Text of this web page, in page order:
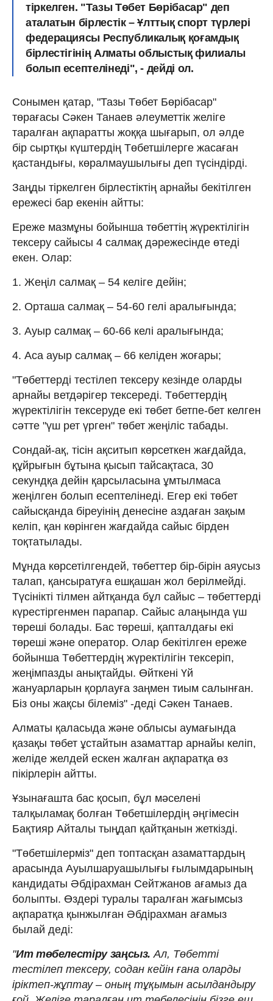
тіркелген. "Тазы Төбет Бөрібасар" деп
аталатын бірлестік – Ұлттық спорт түрлері
федерациясы Республикалық қоғамдық
бірлестігінің Алматы облыстық филиалы
болып есептелінеді", - дейді ол.
Сонымен қатар, "Тазы Төбет Бөрібасар"
төрағасы Сәкен Танаев әлеуметтік желіге
таралған ақпаратты жоққа шығарып, ол әлде
бір сыртқы күштердің Төбетшілерге жасаған
қастандығы, көралмаушылығы деп түсіндірді.
Заңды тіркелген бірлестіктің арнайы бекітілген
ережесі бар екенін айтты:
Ереже мазмұны бойынша төбеттің жүректілігін
тексеру сайысы 4 салмақ дәрежесінде өтеді
екен. Олар:
1. Жеңіл салмақ – 54 келіге дейін;
2. Орташа салмақ – 54-60 гелі аралығында;
3. Ауыр салмақ – 60-66 келі аралығында;
4. Аса ауыр салмақ – 66 келіден жоғары;
"Төбеттерді тестілеп тексеру кезінде оларды
арнайы ветдәрігер тексереді. Төбеттердің
жүректілігін тексеруде екі төбет бетпе-бет келген
сәтте "үш рет үрген" төбет жеңіліс табады.
Сондай-ақ, тісін ақситып көрсеткен жағдайда,
құйрығын бұтына қысып тайсақтаса, 30
секундқа дейін қарсыласына ұмтылмаса
жеңілген болып есептелінеді. Егер екі төбет
сайысқанда біреуінің денесіне аздаған зақым
келіп, қан көрінген жағдайда сайыс бірден
тоқтатылады.
Мұнда көрсетілгендей, төбеттер бір-бірін аяусыз
талап, қансыратуға ешқашан жол берілмейді.
Түсінікті тілмен айтқанда бұл сайыс – төбеттерді
күрестіргенмен парапар. Сайыс алаңында үш
төреші болады. Бас төреші, қапталдағы екі
төреші және оператор. Олар бекітілген ереже
бойынша Төбеттердің жүректілігін тексеріп,
жеңімпазды анықтайды. Өйткені Үй
жануарларын қорлауға заңмен тиым салынған.
Біз оны жақсы білеміз" -деді Сәкен Танаев.
Алматы қаласыда және облысы аумағында
қазақы төбет ұстайтын азаматтар арнайы келіп,
желіде желдей ескен жалған ақпаратқа өз
пікірлерін айтты.
Ұзынағашта бас қосып, бұл мәселені
талқыламақ болған Төбетшілердің әңгімесін
Бақтияр Айталы тыңдап қайтқанын жеткізді.
"Төбетшілерміз" деп топтасқан азаматтардың
арасында Ауылшаруашылығы ғылымдарының
кандидаты Әбдірахман Сейтжанов ағамыз да
болыпты. Өздері туралы таралған жағымсыз
ақпаратқа қынжылған Әбдірахман ағамыз
былай деді:
"Ит төбелестіру заңсыз. Ал, Төбетті
тестілеп тексеру, содан кейін ғана оларды
іріктеп-жұптау – оның тұқымын асылдандыру